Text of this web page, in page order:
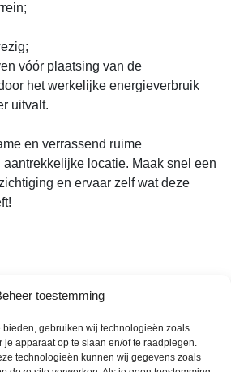
toestemming
bieden, gebruiken wij technologieën zoals
apparaat op te slaan en/of te raadplegen.
technologieën kunnen wij gegevens zoals
vóór plaatsing van de
het werkelijke energieverbruik
uitvalt.
en verrassend ruime
locatie. Maak snel een
en ervaar zelf wat deze